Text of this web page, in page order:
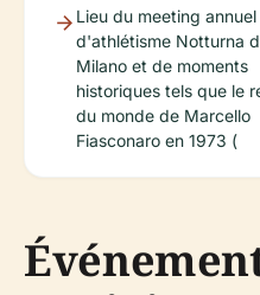
Lieu du meeting annuel
d'athlétisme Notturna
Milano et de moments
historiques tels que le
du monde de Marcello
Fiasconaro en 1973 (